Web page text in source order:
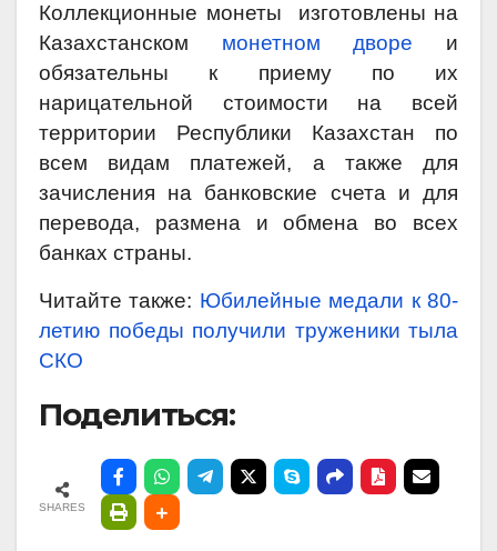
Коллекционные монеты изготовлены на
Казахстанском монетном дворе и
обязательны к приему по их
нарицательной стоимости на всей
территории Республики Казахстан по
всем видам платежей, а также для
зачисления на банковские счета и для
перевода, размена и обмена во всех
банках страны.
Читайте также: Юбилейные медали к 80-
летию победы получили труженики тыла
СКО
Поделиться:
SHARES